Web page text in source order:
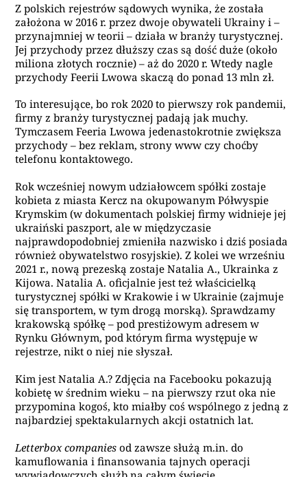
Z polskich rejestrów sądowych wynika, że została
założona w 2016 r. przez dwoje obywateli Ukrainy i –
przynajmniej w teorii – działa w branży turystycznej.
Jej przychody przez dłuższy czas są dość duże (około
miliona złotych rocznie) – aż do 2020 r. Wtedy nagle
przychody Feerii Lwowa skaczą do ponad 13 mln zł.
To interesujące, bo rok 2020 to pierwszy rok pandemii,
firmy z branży turystycznej padają jak muchy.
Tymczasem Feeria Lwowa jedenastokrotnie zwiększa
przychody – bez reklam, strony www czy choćby
telefonu kontaktowego.
Rok wcześniej nowym udziałowcem spółki zostaje
kobieta z miasta Kercz na okupowanym Półwyspie
Krymskim (w dokumentach polskiej firmy widnieje jej
ukraiński paszport, ale w międzyczasie
najprawdopodobniej zmieniła nazwisko i dziś posiada
również obywatelstwo rosyjskie). Z kolei we wrześniu
2021 r., nową prezeską zostaje Natalia A., Ukrainka z
Kijowa. Natalia A. oficjalnie jest też właścicielką
turystycznej spółki w Krakowie i w Ukrainie (zajmuje
się transportem, w tym drogą morską). Sprawdzamy
krakowską spółkę – pod prestiżowym adresem w
Rynku Głównym, pod którym firma występuje w
rejestrze, nikt o niej nie słyszał.
Kim jest Natalia A.? Zdjęcia na Facebooku pokazują
kobietę w średnim wieku – na pierwszy rzut oka nie
przypomina kogoś, kto miałby coś wspólnego z jedną z
najbardziej spektakularnych akcji ostatnich lat.
Letterbox companiesod zawsze służą m.in. do
kamuflowania i finansowania tajnych operacji